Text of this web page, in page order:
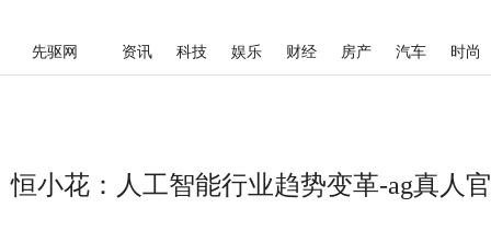
先驱网 资讯 科技 娱乐 财经 房产 汽车 时尚
恒小花：人工智能行业趋势变革-ag真人